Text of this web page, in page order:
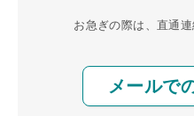
お急ぎの際は、直通
メールで